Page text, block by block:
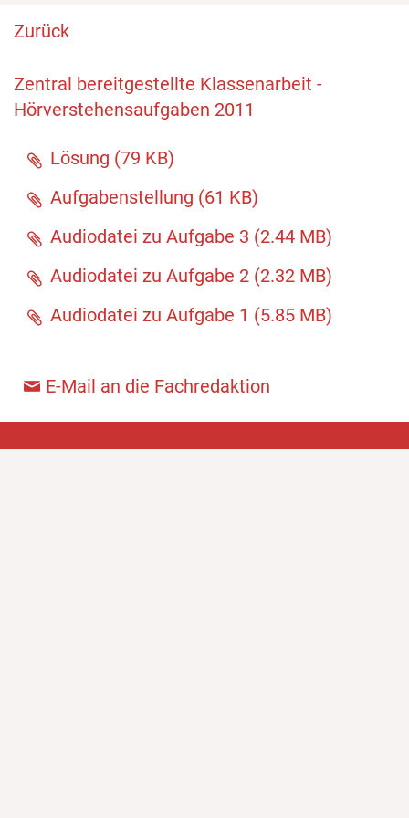
Zurück
Zentral bereitgestellte Klassenarbeit -
Hörverstehensaufgaben 2011
Lösung (79 KB)
Aufgabenstellung (61 KB)
Audiodatei zu Aufgabe 3 (2.44 MB)
Audiodatei zu Aufgabe 2 (2.32 MB)
Audiodatei zu Aufgabe 1 (5.85 MB)
E-Mail an die Fachredaktion